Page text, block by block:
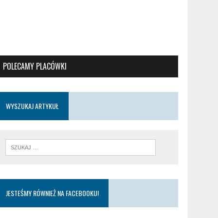
POLECAMY PLACÓWKI
WYSZUKAJ ARTYKUŁ
JESTEŚMY RÓWNIEŻ NA FACEBOOKU!